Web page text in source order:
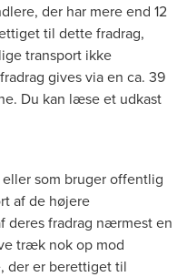
der har mere end 12
til dette fradrag,
transport ikke
gives via en ca. 39
Du kan læse et udkast
som bruger offentlig
af de højere
deres fradrag nærmest en
træk nok op mod
der er berettiget til